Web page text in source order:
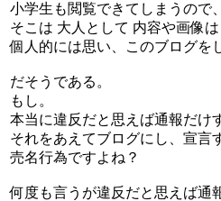
小学生も閲覧できてしまうので、
そこは 大人として 内容や画像
個人的には思い、このブログを
だそうである。
もし。
本当に違反だと思えば通報だけ
それをあえてブログにし、宣言
売名行為ですよね？
何度も言うが違反だと思えば通